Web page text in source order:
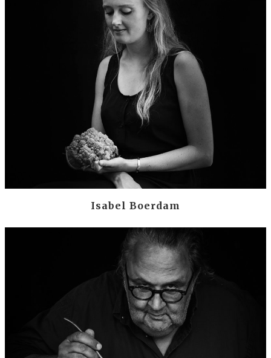
Isabel Boerdam